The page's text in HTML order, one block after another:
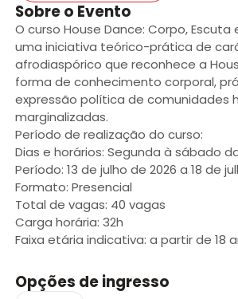
Sobre o Evento
O curso House Dance: Corpo,
uma iniciativa teórico-prática de
afrodiaspórico que reconhece a
forma de conhecimento corporal,
expressão política de comunidades
marginalizadas.
Período de realização do curso:
Dias e horários: Segunda à sábado
Período: 13 de julho de 2026 a 18 de
Formato: Presencial
Total de vagas: 40 vagas
Carga horária: 32h
Faixa etária indicativa: a partir de 18
Opções de ingresso